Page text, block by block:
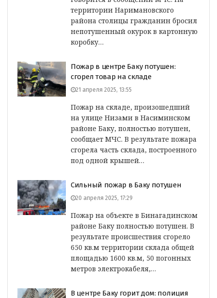
территории Наримановского
района столицы гражданин бросил
непотушенный окурок в картонную
коробку…
Пожар в центре Баку потушен:
сгорел товар на складе
21 апреля 2025, 13:55
Пожар на складе, произошедший
на улице Низами в Насиминском
районе Баку, полностью потушен,
сообщает МЧС. В результате пожара
сгорела часть склада, построенного
под одной крышей…
Сильный пожар в Баку потушен
20 апреля 2025, 17:29
Пожар на объекте в Бинагадинском
районе Баку полностью потушен. В
результате происшествия сгорело
650 кв.м территории склада общей
площадью 1600 кв.м, 50 погонных
метров электрокабеля,…
В центре Баку горит дом: полиция